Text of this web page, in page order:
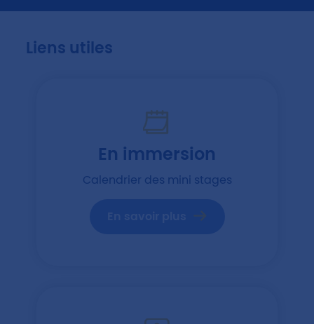
Liens utiles
En immersion
Calendrier des mini stages